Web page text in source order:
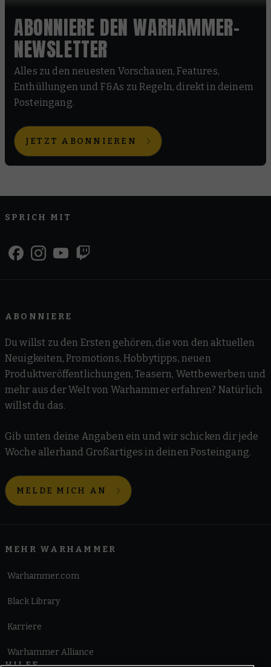
ABONNIERE DEN WARHAMMER-
NEWSLETTER
Alles zu den neuesten Vorschauen, Features,
Enthüllungen und F&As zu Regeln, direkt in deinem
Posteingang.
JETZT ABONNIEREN
SPRICH MIT
ABONNIERE
Du willst zu den Ersten gehören, die von den aktuellen
Neuigkeiten, Promotions, Hobbytipps, neuen
Produktveröffentlichungen, Teasern, Wettbewerben und
mehr aus der Welt von Warhammer erfahren? Natürlich
willst du das.
Gib unten deine Angaben ein und wir schicken dir jede
Woche allerhand Großartiges in deinen Posteingang.
MELDE MICH AN
MEHR WARHAMMER
Warhammer.com
Black Library
Karriere
Warhammer Alliance
HILFE